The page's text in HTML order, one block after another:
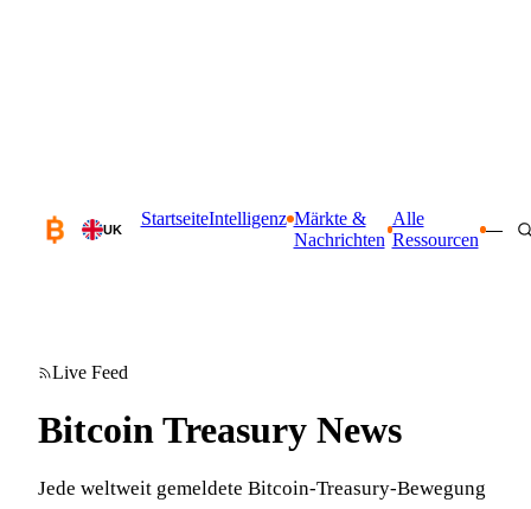
UK
StartseiteIntelligenz Märkte &
Nachrichten
Alle
Ressourcen
—
Live Feed
Bitcoin Treasury News
Jede weltweit gemeldete Bitcoin-Treasury-Bewegung